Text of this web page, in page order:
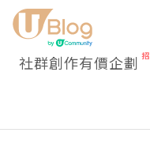
社群創作有價企劃